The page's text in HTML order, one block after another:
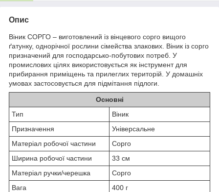
Опис
Віник СОРГО – виготовлений із вінцевого сорго вищого
ґатунку, однорічної рослини сімейства злакових. Віник із сорго
призначений для господарсько-побутових потреб. У
промислових цілях використовується як інструмент для
прибирання приміщень та прилеглих територій. У домашніх
умовах застосовується для підмітання підлоги.
Основні
Тип
Віник
Призначення
Універсальне
Матеріал робочої частини
Сорго
Ширина робочої частини
33 см
Матеріал ручки/черешка
Сорго
Вага
400 г